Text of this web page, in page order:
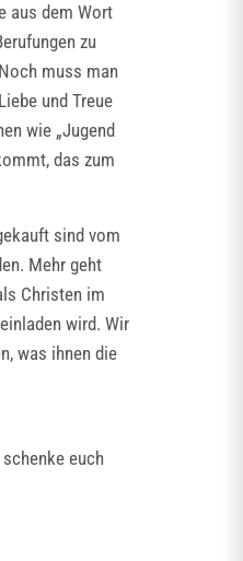
aus dem Wort
zu
muss man
und Treue
wie „Jugend
das zum
sind vom
Mehr geht
Christen im
wird. Wir
was ihnen die
euch